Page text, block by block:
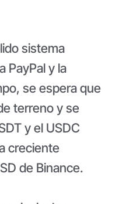
sistema
PayPal y la
se espera que
terreno y se
y el USDC
creciente
de Binance.